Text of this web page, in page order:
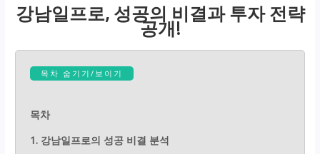
강남일프로, 성공의 비결과 투자 전략
공개!
목차 숨기기/보이기
목차
1. 강남일프로의 성공 비결 분석